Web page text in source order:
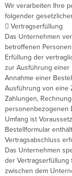
Wir verarbeiten Ihre
folgender
 Vertragserfüllung
Das Unternehmen
betroffenen
Erfüllung der
zur Ausführung
Annahme einer
Ausführung von eine
Zahlungen,
personenbezogenen
Umfang ist
Bestellformular
Vertragsabschluss
Das Unternehmen
der Vertragserfüllung
zwischen dem